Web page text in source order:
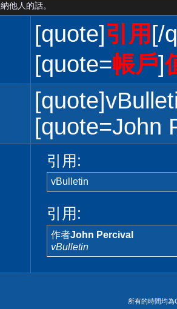
他人的話。
[quote] 引用 [/
[quote=帳戶]
[quote=John
引用:
vBulletin
引用:
作者John Percival
vBulletin
所有的時間均為